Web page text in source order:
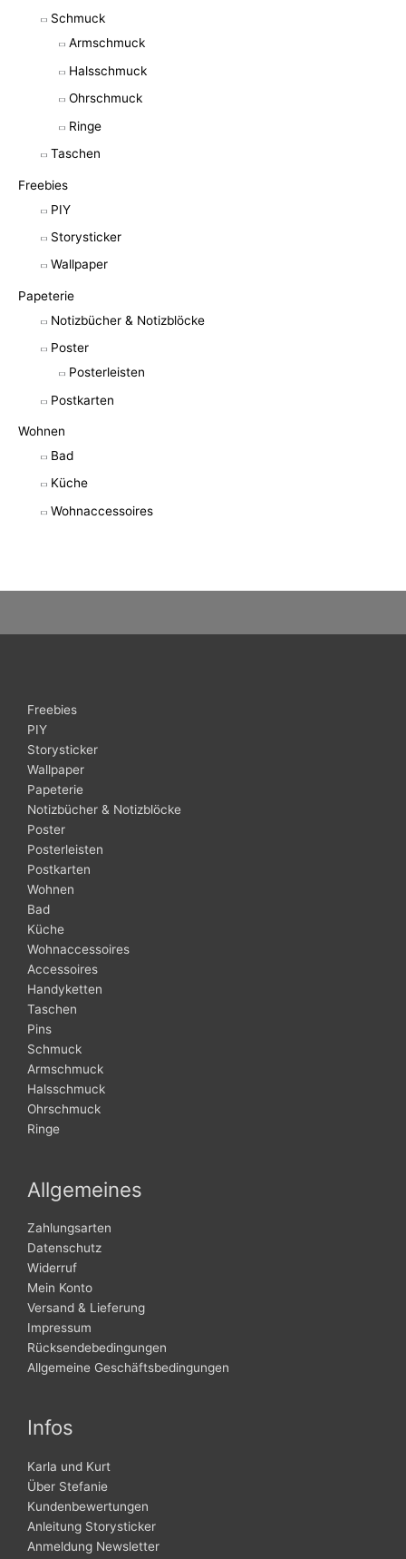
Schmuck
Armschmuck
Halsschmuck
Ohrschmuck
Ringe
Taschen
Freebies
PIY
Storysticker
Wallpaper
Papeterie
Notizbücher & Notizblöcke
Poster
Posterleisten
Postkarten
Wohnen
Bad
Küche
Wohnaccessoires
Freebies
PIY
Storysticker
Wallpaper
Papeterie
Notizbücher & Notizblöcke
Poster
Posterleisten
Postkarten
Wohnen
Bad
Küche
Wohnaccessoires
Accessoires
Handyketten
Taschen
Pins
Schmuck
Armschmuck
Halsschmuck
Ohrschmuck
Ringe
Allgemeines
Zahlungsarten
Datenschutz
Widerruf
Mein Konto
Versand & Lieferung
Impressum
Rücksendebedingungen
Allgemeine Geschäftsbedingungen
Infos
Karla und Kurt
Über Stefanie
Kundenbewertungen
Anleitung Storysticker
Anmeldung Newsletter